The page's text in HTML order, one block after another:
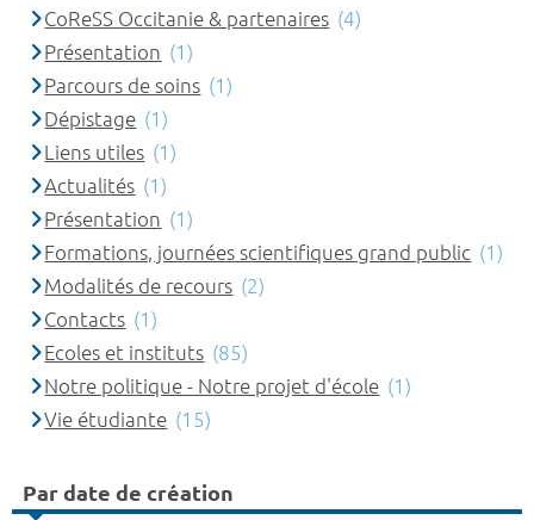
CoReSS Occitanie & partenaires (4)
Présentation (1)
Parcours de soins (1)
Dépistage (1)
Liens utiles (1)
Actualités (1)
Présentation (1)
Formations, journées scientifiques grand public (1)
Modalités de recours (2)
Contacts (1)
Ecoles et instituts (85)
Notre politique - Notre projet d'école (1)
Vie étudiante (15)
Par date de création